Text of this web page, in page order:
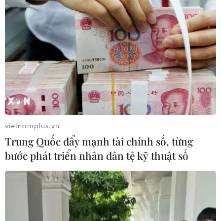
TP. Đà Nẵng
Theo dõi VietnamPlus
TIN LIÊN QUAN
vietnamplus.vn
Trung Quốc đẩy mạnh tài chính số, từng
bước phát triển nhân dân tệ kỹ thuật số